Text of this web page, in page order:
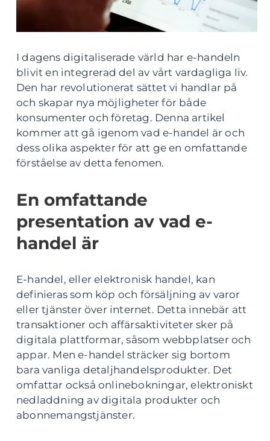
I dagens digitaliserade värld har e-handeln
blivit en integrerad del av vårt vardagliga liv.
Den har revolutionerat sättet vi handlar på
och skapar nya möjligheter för både
konsumenter och företag. Denna artikel
kommer att gå igenom vad e-handel är och
dess olika aspekter för att ge en omfattande
förståelse av detta fenomen.
En omfattande
presentation av vad e-
handel är
E-handel, eller elektronisk handel, kan
definieras som köp och försäljning av varor
eller tjänster över internet. Detta innebär att
transaktioner och affärsaktiviteter sker på
digitala plattformar, såsom webbplatser och
appar. Men e-handel sträcker sig bortom
bara vanliga detaljhandelsprodukter. Det
omfattar också onlinebokningar, elektroniskt
nedladdning av digitala produkter och
abonnemangstjänster.